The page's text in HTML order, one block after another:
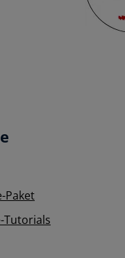
Paket
Tutorials